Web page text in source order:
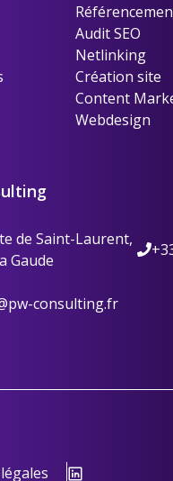
Audit SEO
Netlinking
Création site
Content
Webdesign
de Saint-Laurent,
Gaude
consulting.fr